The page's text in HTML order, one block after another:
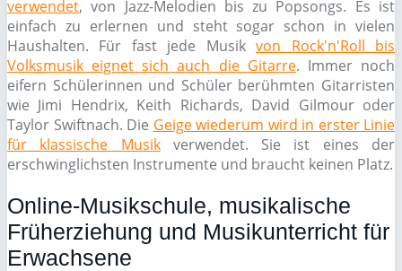
verwendet, von Jazz-Melodien bis zu Popsongs. Es ist
einfach zu erlernen und steht sogar schon in vielen
Haushalten. Für fast jede Musikvon Rock'n'Roll bis
Volksmusik eignet sich auch die Gitarre. Immer noch
eifern Schülerinnen und Schüler berühmten Gitarristen
wie Jimi Hendrix, Keith Richards, David Gilmour oder
Taylor Swiftnach. Die Geige wiederum wird in erster Linie
für klassische Musikverwendet. Sie ist eines der
erschwinglichsten Instrumente und braucht keinen Platz.
Online-Musikschule, musikalische
Früherziehung und Musikunterricht für
Erwachsene